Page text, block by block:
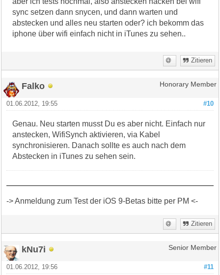
sync setzen dann snycen, und dann warten und
abstecken und alles neu starten oder? ich bekomm das
iphone über wifi einfach nicht in iTunes zu sehen..
Zitieren
Falko Honorary Member
#10
01.06.2012, 19:55
Genau. Neu starten musst Du es aber nicht. Einfach nur
anstecken, WifiSynch aktivieren, via Kabel
synchronisieren. Danach sollte es auch nach dem
Abstecken in iTunes zu sehen sein.
-> Anmeldung zum Test der iOS 9-Betas bitte per PM <-
Zitieren
kNu7i Senior Member
#11
01.06.2012, 19:56